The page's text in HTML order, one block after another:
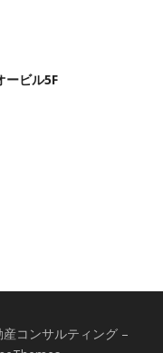
ービル5F
コンサルティング –